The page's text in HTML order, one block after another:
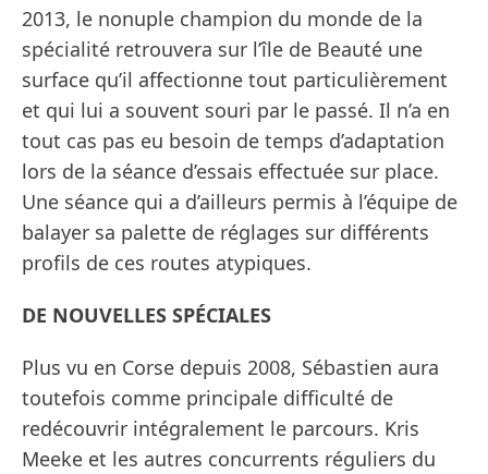
2013, le nonuple champion du monde de la
spécialité retrouvera sur l’île de Beauté une
surface qu’il affectionne tout particulièrement
et qui lui a souvent souri par le passé. Il n’a en
tout cas pas eu besoin de temps d’adaptation
lors de la séance d’essais effectuée sur place.
Une séance qui a d’ailleurs permis à l’équipe de
balayer sa palette de réglages sur différents
profils de ces routes atypiques.
DE NOUVELLES SPÉCIALES
Plus vu en Corse depuis 2008, Sébastien aura
toutefois comme principale difficulté de
redécouvrir intégralement le parcours. Kris
Meeke et les autres concurrents réguliers du